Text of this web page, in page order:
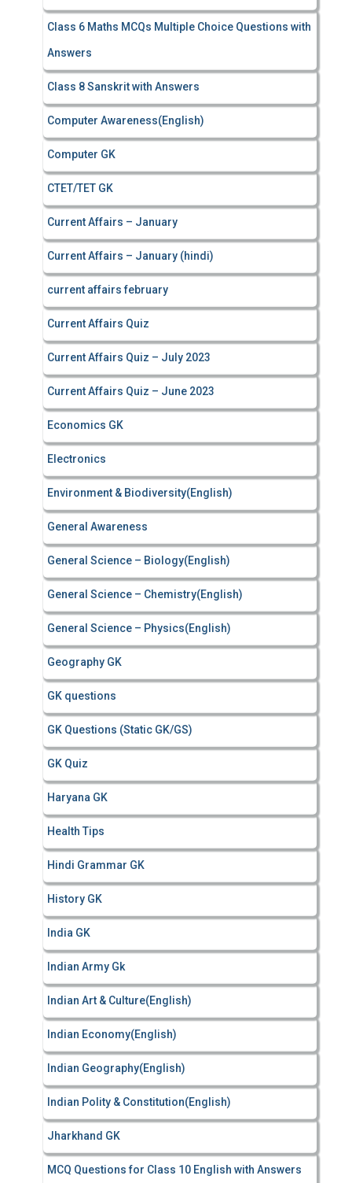
Class 6 Maths MCQs Multiple Choice Questions with
Answers
Class 8 Sanskrit with Answers
Computer Awareness(English)
Computer GK
CTET/TET GK
Current Affairs – January
Current Affairs – January (hindi)
current affairs february
Current Affairs Quiz
Current Affairs Quiz – July 2023
Current Affairs Quiz – June 2023
Economics GK
Electronics
Environment & Biodiversity(English)
General Awareness
General Science – Biology(English)
General Science – Chemistry(English)
General Science – Physics(English)
Geography GK
GK questions
GK Questions (Static GK/GS)
GK Quiz
Haryana GK
Health Tips
Hindi Grammar GK
History GK
India GK
Indian Army Gk
Indian Art & Culture(English)
Indian Economy(English)
Indian Geography(English)
Indian Polity & Constitution(English)
Jharkhand GK
MCQ Questions for Class 10 English with Answers